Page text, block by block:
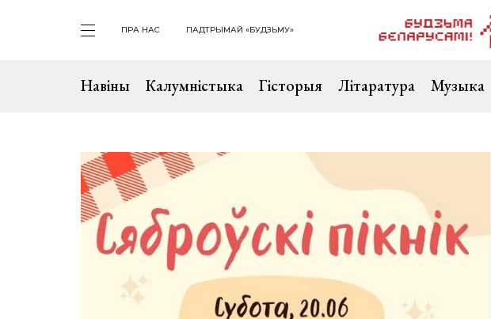
ПРА НАС ПАДТРЫМАЙ «БУДЗЬМУ»
Навіны Калумністыка Гісторыя Літаратура Музыка